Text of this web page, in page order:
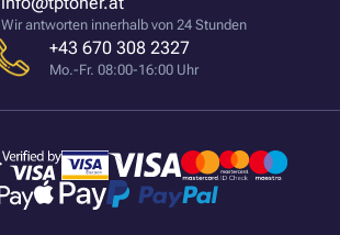
Wir antworten innerhalb von 24 Stunden
+43 670 308 2327
Mo.-Fr. 08:00-16:00 Uhr